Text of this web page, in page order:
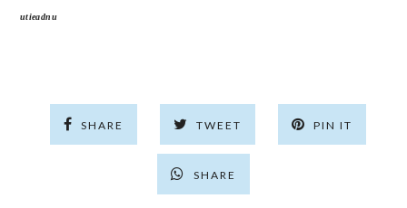
utieadnu
SHARE TWEET PIN IT
SHARE